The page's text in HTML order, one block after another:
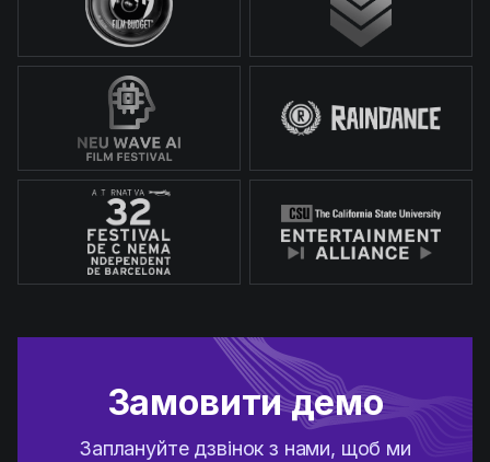
Замовити демо
Заплануйте дзвінок з нами, щоб ми